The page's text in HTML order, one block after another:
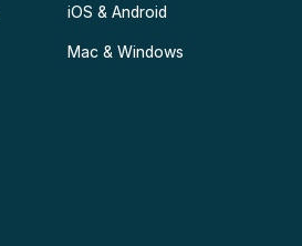
iOS & Android
Mac & Windows